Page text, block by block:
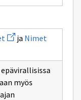
ikkunan
Avaa
uuden
sivulle
Teollisoikeudet
ja Nimet
uuden
sivulle
Nimet
myös